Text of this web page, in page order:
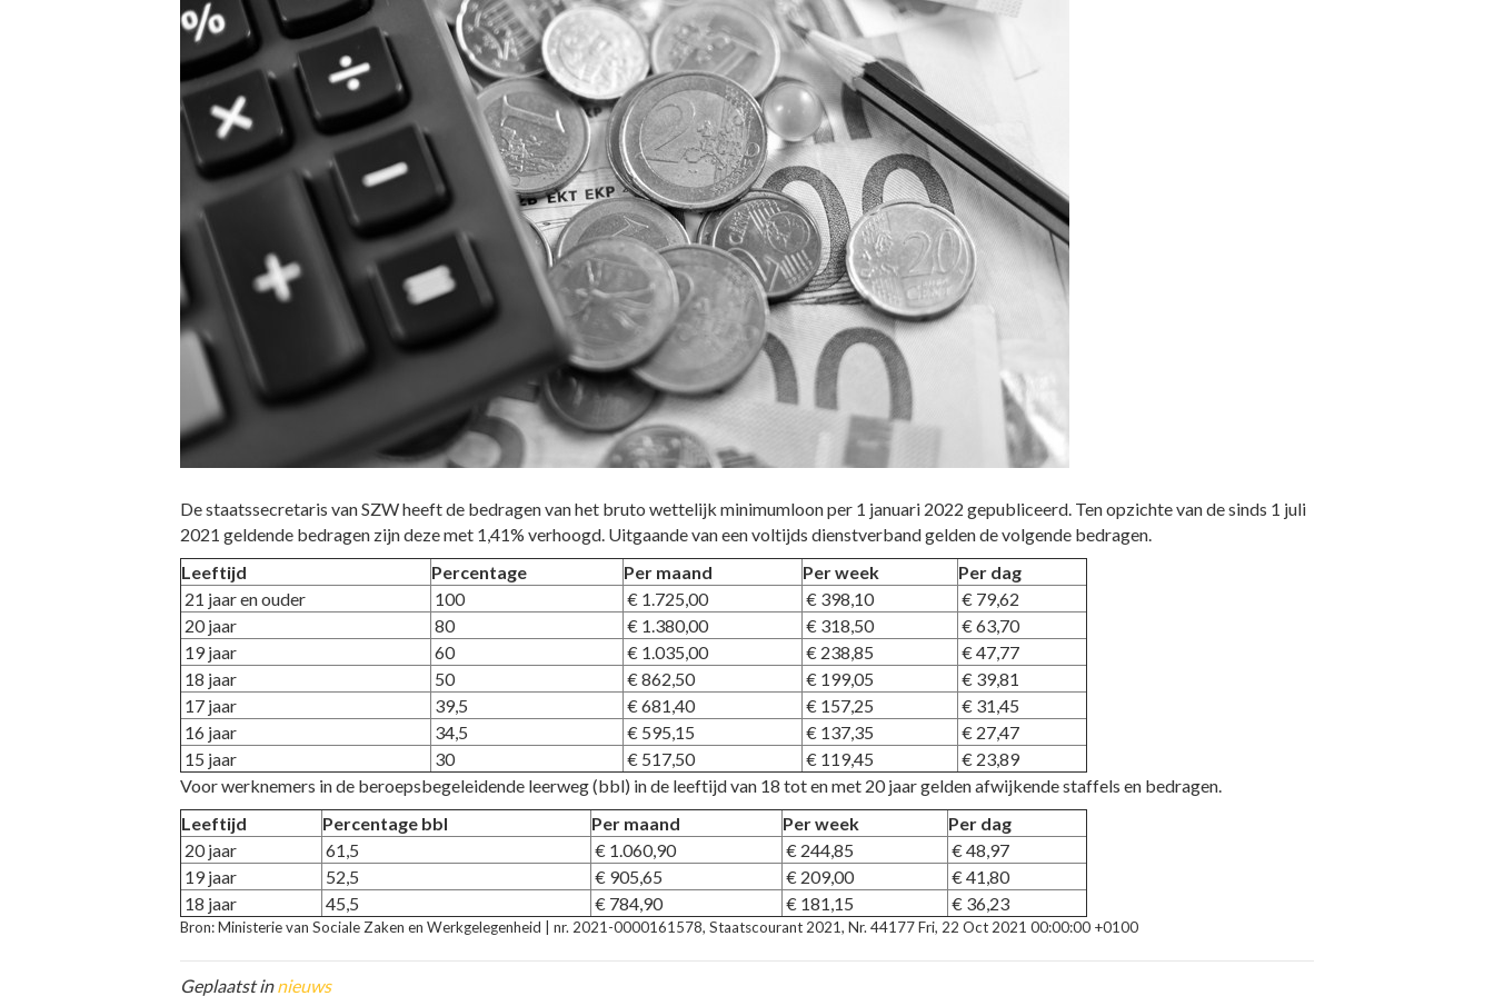
De staatssecretaris van SZW heeft de bedragen van het bruto wettelijk minimumloon per 1 januari 2022 gepubliceerd. Ten opzichte van de sinds 1 juli
2021 geldende bedragen zijn deze met 1,41% verhoogd. Uitgaande van een voltijds dienstverband gelden de volgende bedragen.
Leeftijd
Percentage Per maand Per week
Per dag
21 jaar en ouder
100 € 1.725,00 € 398,10
€ 79,62
20 jaar
80 € 1.380,00 € 318,50
€ 63,70
19 jaar
60 € 1.035,00 € 238,85
€ 47,77
18 jaar
50 € 862,50 € 199,05
€ 39,81
17 jaar
39,5 € 681,40 € 157,25
€ 31,45
16 jaar
34,5 € 595,15 € 137,35
€ 27,47
15 jaar
30 € 517,50 € 119,45
€ 23,89
Voor werknemers in de beroepsbegeleidende leerweg (bbl) in de leeftijd van 18 tot en met 20 jaar gelden afwijkende staffels en bedragen.
Leeftijd
Percentage bbl Per maand Per week
Per dag
20 jaar
61,5 € 1.060,90 € 244,85
€ 48,97
19 jaar
52,5 € 905,65 € 209,00
€ 41,80
18 jaar
45,5 € 784,90 € 181,15 € 36,23
Bron: Ministerie van Sociale Zaken en Werkgelegenheid | nr. 2021-0000161578, Staatscourant 2021, Nr. 44177 Fri, 22 Oct 2021 00:00:00 +0100
Geplaatst innieuws